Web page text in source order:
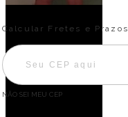
Entregas para o CEP:
Calcular Fretes e Prazos
NÃO SEI MEU CEP